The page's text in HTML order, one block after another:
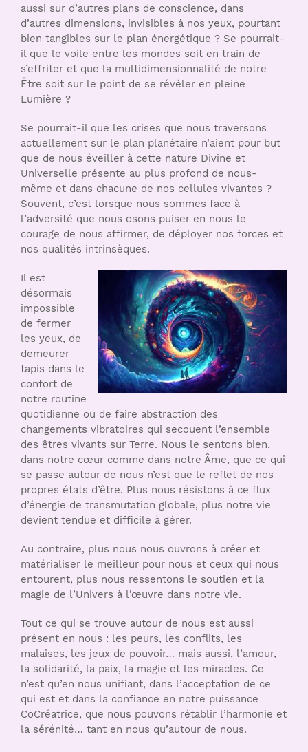
aussi sur d’autres plans de conscience, dans
d’autres dimensions, invisibles à nos yeux, pourtant
bien tangibles sur le plan énergétique ? Se pourrait-
il que le voile entre les mondes soit en train de
s’effriter et que la multidimensionnalité de notre
Être soit sur le point de se révéler en pleine
Lumière ?
Se pourrait-il que les crises que nous traversons
actuellement sur le plan planétaire n’aient pour but
que de nous éveiller à cette nature Divine et
Universelle présente au plus profond de nous-
même et dans chacune de nos cellules vivantes ?
Souvent, c’est lorsque nous sommes face à
l’adversité que nous osons puiser en nous le
courage de nous affirmer, de déployer nos forces et
nos qualités intrinsèques.
Il est
désormais
impossible
de fermer
les yeux, de
demeurer
tapis dans le
confort de
notre routine
quotidienne ou de faire abstraction des
changements vibratoires qui secouent l’ensemble
des êtres vivants sur Terre. Nous le sentons bien,
dans notre cœur comme dans notre Âme, que ce qui
se passe autour de nous n’est que le reflet de nos
propres états d’être. Plus nous résistons à ce flux
d’énergie de transmutation globale, plus notre vie
devient tendue et difficile à gérer.
Au contraire, plus nous nous ouvrons à créer et
matérialiser le meilleur pour nous et ceux qui nous
entourent, plus nous ressentons le soutien et la
magie de l’Univers à l’œuvre dans notre vie.
Tout ce qui se trouve autour de nous est aussi
présent en nous : les peurs, les conflits, les
malaises, les jeux de pouvoir… mais aussi, l’amour,
la solidarité, la paix, la magie et les miracles. Ce
n’est qu’en nous unifiant, dans l’acceptation de ce
qui est et dans la confiance en notre puissance
CoCréatrice, que nous pouvons rétablir l’harmonie et
la sérénité… tant en nous qu’autour de nous.